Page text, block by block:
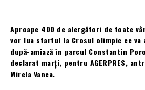
Aproape 400 de alergători de toate
vor lua startul la Crosul olimpic ce va
după-amiază în parcul Constantin
declarat marţi, pentru AGERPRES,
Mirela Vanea.